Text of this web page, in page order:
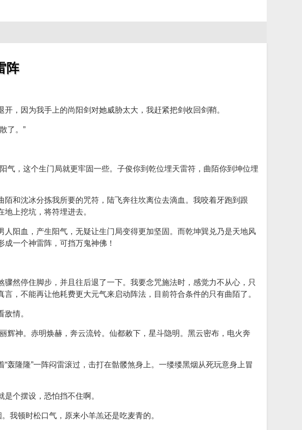
阵
，因为我手上的尚阳剑对她威胁太大，我赶紧把剑收回剑鞘。
了。”
气，这个生门局就更牢固一些。子俊你到乾位埋天雷符，曲陌你到坤位埋
和沈冰分拣我所要的咒符，陆飞奔往坎离位去滴血。我咬着牙跑到跟
上挖坑，将符埋进去。
阳血，产生阳气，无疑让生门局变得更加坚固。而乾坤巽兑乃是天地风
一个神雷阵，可挡万鬼神佛！
然停住脚步，并且往后退了一下。我要念咒施法时，感觉力不从心，只
，不能再让他耗费更大元气来启动阵法，目前符合条件的只有曲陌了。
情。
辉神。赤明焕赫，奔云流铃。仙都敕下，星斗隐明。黑云密布，电火奔
隆隆”一阵闷雷滚过，击打在骷髅煞身上。一缕缕黑烟从死玩意身上冒
个摆设，恐怕挡不住啊。
我顿时松口气，原来小羊羔还是吃麦青的。